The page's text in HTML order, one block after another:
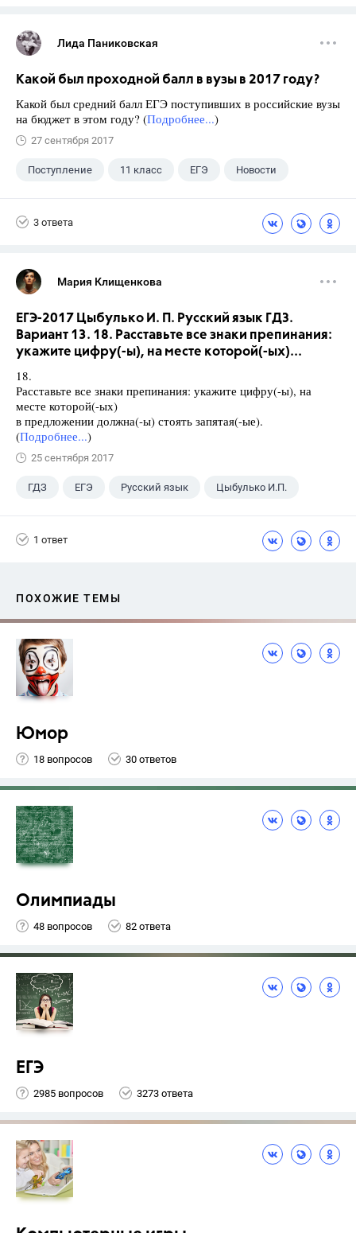
Лида Паниковская
Какой был проходной балл в вузы в 2017 году?
Какой был средний балл ЕГЭ поступивших в российские вузы
на бюджет в этом году? (Подробнее...)
27 сентября 2017
Поступление 11 класс ЕГЭ Новости
3 ответа
Мария Клищенкова
ЕГЭ-2017 Цыбулько И. П. Русский язык ГДЗ.
Вариант 13. 18. Расставьте все знаки препинания:
укажите цифру(-ы), на месте которой(-ых)...
18.
Расставьте все знаки препинания: укажите цифру(-ы), на
месте которой(-ых)
в предложении должна(-ы) стоять запятая(-ые).
(Подробнее...)
25 сентября 2017
ГДЗ ЕГЭ Русский язык Цыбулько И.П.
1 ответ
ПОХОЖИЕ ТЕМЫ
Юмор
18 вопросов 30 ответов
Олимпиады
48 вопросов 82 ответа
ЕГЭ
2985 вопросов 3273 ответа